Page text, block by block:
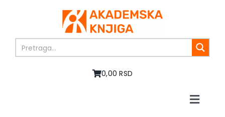
0,00 RSD
Toggle